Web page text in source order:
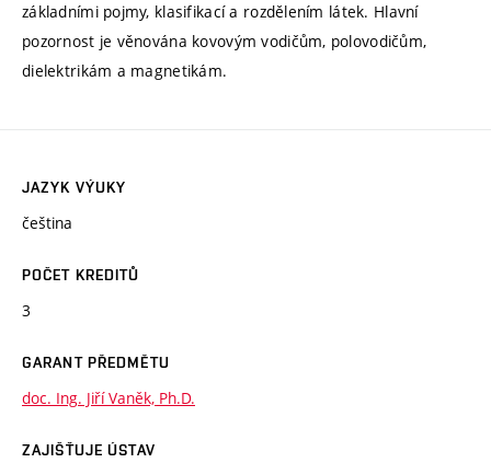
základními pojmy, klasifikací a rozdělením látek. Hlavní
pozornost je věnována kovovým vodičům, polovodičům,
dielektrikám a magnetikám.
JAZYK VÝUKY
čeština
POČET KREDITŮ
3
GARANT PŘEDMĚTU
doc. Ing. Jiří Vaněk, Ph.D.
ZAJIŠŤUJE ÚSTAV